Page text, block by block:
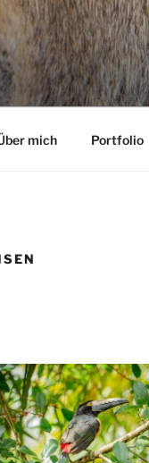
mich Portfolio